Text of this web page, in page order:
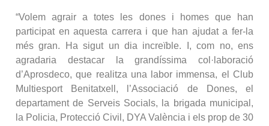
“Volem agrair a totes les dones i homes que han
participat en aquesta carrera i que han ajudat a fer-la
més gran. Ha sigut un dia increïble. I, com no, ens
agradaria destacar la grandíssima col·laboració
d’Aprosdeco, que realitza una labor immensa, el Club
Multiesport Benitatxell, l’Associació de Dones, el
departament de Serveis Socials, la brigada municipal,
la Policia, Protecció Civil, DYA València i els prop de 30